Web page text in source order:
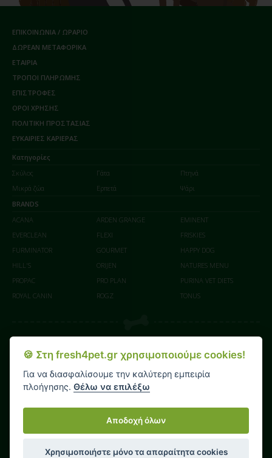
ΕΠΙΚΟΙΝΩΝΙΑ / ΩΡΑΡΙΟ
ΔΩΡΕΑΝ ΜΕΤΑΦΟΡΙΚΑ
ΕΤΑΙΡΙΑ
ΤΡΟΠΟΙ ΠΛΗΡΩΜΗΣ
ΕΠΙΣΤΡΟΦΕΣ
ΟΡΟΙ ΧΡΗΣΗΣ
ΠΟΛΙΤΙΚΗ ΠΡΟΣΤΑΣΙΑΣ
ΕΥΚΑΙΡΙΕΣ ΚΑΡΙΕΡΑΣ
Κατηγορίες
Σκύλος
Γάτα
Πτηνά
Μικρά ζώα
Ερπετά
Ψάρι
BRANDS
ACANA
ARDEN GRANGE
EMINENT
EVERCLEAN
FLEXI
FRISKIES
FURMINATOR
GOURMET
HAPPY DOG
HILL'S
ORIJEN
NATURES MENU
PROPAC
PRO PLAN
PURINA VET DIETS
ROYAL CANIN
ROGZ TONUS
ασφαλές περιβάλλον της
🍪 Στη fresh4pet.gr χρησιμοποιούμε cookies!
Για να διασφαλίσουμε την καλύτερη εμπειρία
πλοήγησης.Θέλω να επιλέξω
Αποδοχή όλων
Χρησιμοποιήστε μόνο τα απαραίτητα cookies